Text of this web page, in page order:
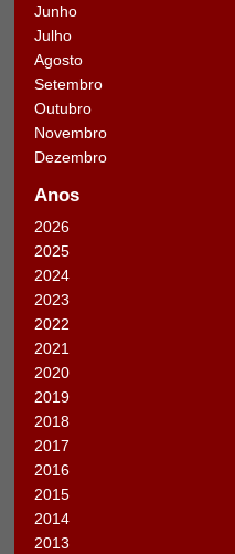
Junho
Julho
Agosto
Setembro
Outubro
Novembro
Dezembro
Anos
2026
2025
2024
2023
2022
2021
2020
2019
2018
2017
2016
2015
2014
2013